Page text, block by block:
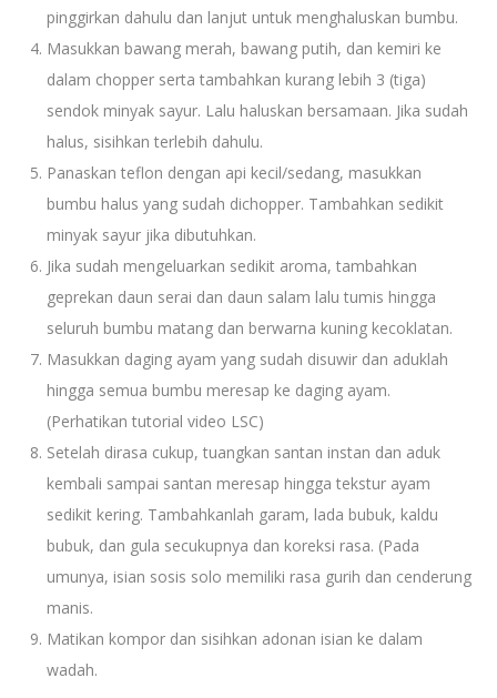
pinggirkan dahulu dan lanjut untuk menghaluskan bumbu.
Masukkan bawang merah, bawang putih, dan kemiri ke
dalam chopper serta tambahkan kurang lebih 3 (tiga)
sendok minyak sayur. Lalu haluskan bersamaan. Jika sudah
halus, sisihkan terlebih dahulu.
Panaskan teflon dengan api kecil/sedang, masukkan
bumbu halus yang sudah dichopper. Tambahkan sedikit
minyak sayur jika dibutuhkan.
Jika sudah mengeluarkan sedikit aroma, tambahkan
geprekan daun serai dan daun salam lalu tumis hingga
seluruh bumbu matang dan berwarna kuning kecoklatan.
Masukkan daging ayam yang sudah disuwir dan aduklah
hingga semua bumbu meresap ke daging ayam.
(Perhatikan tutorial video LSC)
Setelah dirasa cukup, tuangkan santan instan dan aduk
kembali sampai santan meresap hingga tekstur ayam
sedikit kering. Tambahkanlah garam, lada bubuk, kaldu
bubuk, dan gula secukupnya dan koreksi rasa. (Pada
umunya, isian sosis solo memiliki rasa gurih dan cenderung
manis.
Matikan kompor dan sisihkan adonan isian ke dalam
wadah.